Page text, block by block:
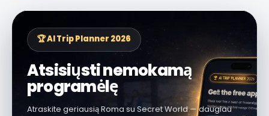
🏆 AI Trip Planner 2026
Atsisiųsti nemokamą
programėlę
Atraskite geriausią Roma su Secret World — daugiau